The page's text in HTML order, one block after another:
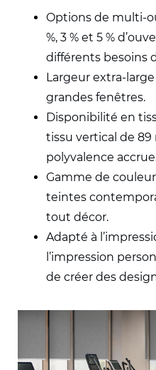
Options de multi-
%, 3 % et 5 %
différents besoins
Largeur extra-large
grandes fenêtres.
Disponibilité en
tissu vertical de
polyvalence
Gamme de
teintes
tout décor.
Adapté à
l’impression
de créer des